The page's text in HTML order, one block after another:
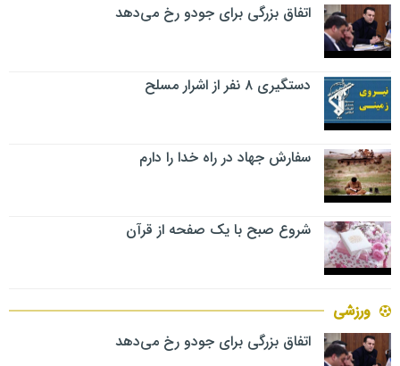
اتفاق بزرگی برای جودو رخ می‌دهد
دستگیری ۸ نفر از اشرار مسلح
سفارش جهاد در راه خدا را دارم
شروع صبح با یک صفحه از قرآن
ورزشی
اتفاق بزرگی برای جودو رخ می‌دهد